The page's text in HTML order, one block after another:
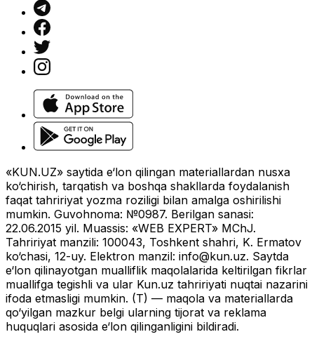
«KUN.UZ» saytida e‘lon qilingan materiallardan nusxa
ko‘chirish, tarqatish va boshqa shakllarda foydalanish
faqat tahririyat yozma roziligi bilan amalga oshirilishi
mumkin. Guvohnoma: №0987. Berilgan sanasi:
22.06.2015 yil. Muassis: «WEB EXPERT» MChJ.
Tahririyat manzili: 100043, Toshkent shahri, K. Ermatov
ko‘chasi, 12-uy. Elektron manzil: info@kun.uz. Saytda
e‘lon qilinayotgan mualliflik maqolalarida keltirilgan fikrlar
muallifga tegishli va ular Kun.uz tahririyati nuqtai nazarini
ifoda etmasligi mumkin. (T) — maqola va materiallarda
qo‘yilgan mazkur belgi ularning tijorat va reklama
huquqlari asosida e‘lon qilinganligini bildiradi.